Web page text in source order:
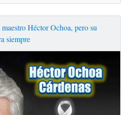
Héctor Ochoa, pero su
siempre